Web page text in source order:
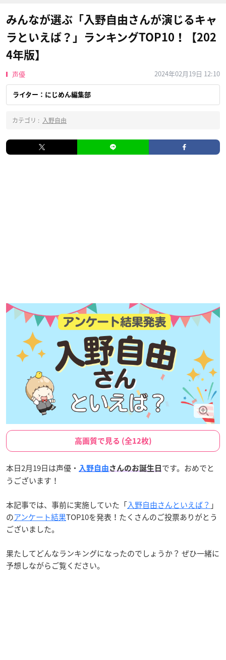
みんなが選ぶ「入野自由さんが演じるキャ
ラといえば？」ランキングTOP10！【202
4年版】
声優 2024年02月19日 12:10
ライター：にじめん編集部
カテゴリ : 入野自由
高画質で見る (全12枚)
本日2月19日は声優・ 入野自由 さんのお誕生日 です。おめでと
うございます！
本記事では、事前に実施していた「入野自由さんといえば？ 」
のアンケート結果TOP10を発表！たくさんのご投票ありがとう
ございました。
果たしてどんなランキングになったのでしょうか？ ぜひ一緒に
予想しながらご覧ください。